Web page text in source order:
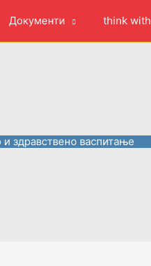
Документи think
здравствено васпитање